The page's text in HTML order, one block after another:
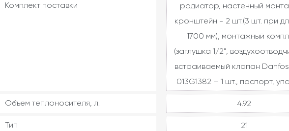
Комплект поставки
радиатор, настенный
кронштейн - 2 шт.(3 шт. при
1700 мм), монтажный
(заглушка 1/2",
встраиваемый клапан
013G1382 – 1 шт., паспорт,
Объем теплоносителя, л. 4.92
Тип 21